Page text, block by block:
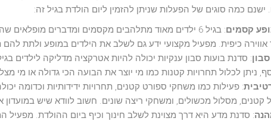
כמה סוגים של הפעלות שניתן להזמין ליום הולדת בגיל זה:
קסמים
: בגיל 6 ילדים מאוד מתלהבים מקסמים ומדברים
אווירה כיפית. מפעיל מקצועי ידע גם לשלב את הילדים במופע ולתת
ניתן לכלול תחרויות קטנות כמו מי יוצר את הבועה הכי גדולה או מי
: פעילות כמו משחקי ספורט קטנים, תחרויות ידידותיות וכדומה
קטנים, מסלול מכשולים, ומשחקי ריצה שונים. חשוב לוודא שיש
: סדנת מדע היא דרך מצוינת לשלב חינוך וכיף ביום ההולדת. מפעיל